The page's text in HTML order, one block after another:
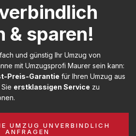
& sparen!
und günstig Ihr Umzug von
mit Umzugsprofi Maurer sein kann:
Preis-Garantie für Ihren Umzug aus
erstklassigen Service zu
UMZUG UNVERBINDLICH
ANFRAGEN